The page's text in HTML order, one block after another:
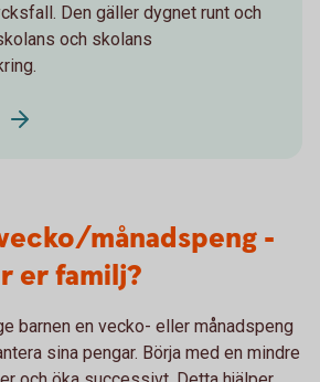
Den gäller dygnet runt och
och skolans
månadspeng -
er familj?
barnen en vecko- eller månadspeng
sina pengar. Börja med en mindre